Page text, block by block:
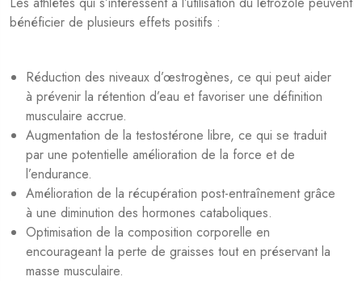
bénéficier de plusieurs effets positifs :
Réduction des niveaux d’œstrogènes, ce qui peut aider
à prévenir la rétention d’eau et favoriser une définition
musculaire accrue.
Augmentation de la testostérone libre, ce qui se traduit
par une potentielle amélioration de la force et de
l’endurance.
Amélioration de la récupération post-entraînement grâce
à une diminution des hormones cataboliques.
Optimisation de la composition corporelle en
encourageant la perte de graisses tout en préservant la
masse musculaire.